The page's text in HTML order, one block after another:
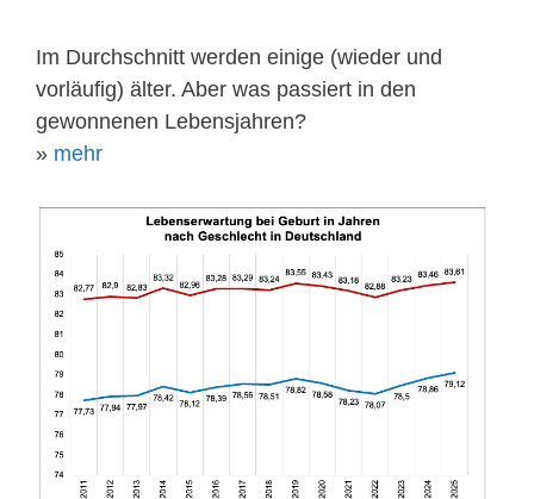
Im Durchschnitt werden einige (wieder und
vorläufig) älter. Aber was passiert in den
gewonnenen Lebensjahren?
» mehr